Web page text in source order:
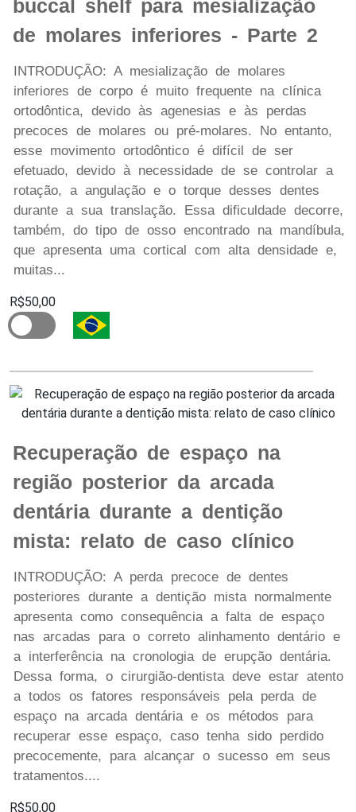
buccal shelf para mesialização
de molares inferiores - Parte 2
INTRODUÇÃO: A mesialização de molares
inferiores de corpo é muito frequente na clínica
ortodôntica, devido às agenesias e às perdas
precoces de molares ou pré-molares. No entanto,
esse movimento ortodôntico é difícil de ser
efetuado, devido à necessidade de se controlar a
rotação, a angulação e o torque desses dentes
durante a sua translação. Essa dificuldade decorre,
também, do tipo de osso encontrado na mandíbula,
que apresenta uma cortical com alta densidade e,
muitas...
R$50,00
Recuperação de espaço na
região posterior da arcada
dentária durante a dentição
mista: relato de caso clínico
INTRODUÇÃO: A perda precoce de dentes
posteriores durante a dentição mista normalmente
apresenta como consequência a falta de espaço
nas arcadas para o correto alinhamento dentário e
a interferência na cronologia de erupção dentária.
Dessa forma, o cirurgião-dentista deve estar atento
a todos os fatores responsáveis pela perda de
espaço na arcada dentária e os métodos para
recuperar esse espaço, caso tenha sido perdido
precocemente, para alcançar o sucesso em seus
tratamentos....
R$50,00